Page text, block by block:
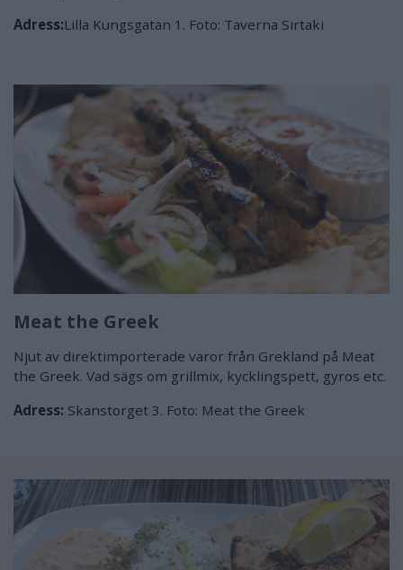
Adress:Lilla Kungsgatan 1. Foto: Taverna Sirtaki
Meat the Greek
Njut av direktimporterade varor från Grekland på Meat
the Greek. Vad sägs om grillmix, kycklingspett, gyros etc.
Adress: Skanstorget 3. Foto: Meat the Greek